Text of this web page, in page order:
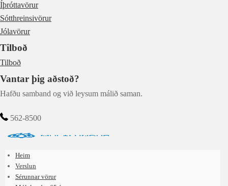
Íþróttavörur
Sótthreinsivörur
Jólavörur
Tilboð
Tilboð
Vantar þig aðstoð?
Hafðu samband og við leysum málið saman.
562-8500
Heim
Verslun
Sérunnar vörur